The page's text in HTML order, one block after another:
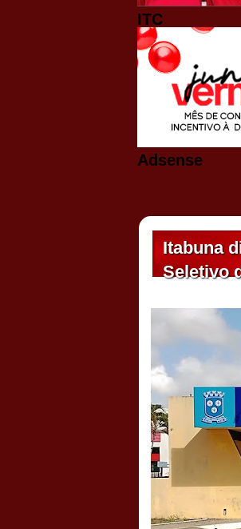
ITC
Adsense
Itabuna
Seletivo